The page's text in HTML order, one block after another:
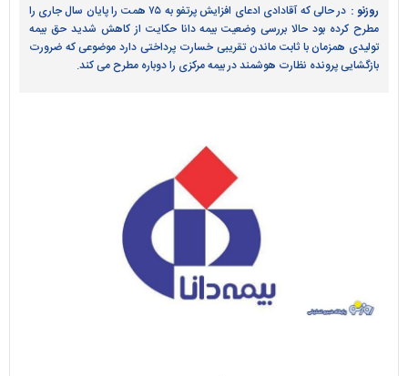
روزنو :
در حالی که آقادادی ادعای افزایش پرتفو به ۷۵ همت را پایان سال جاری را
مطرح کرده بود حالا بررسی وضعیت بیمه دانا حکایت از کاهش شدید حق بیمه
تولیدی همزمان با ثابت ماندن تقریبی خسارت پرداختی دارد موضوعی که ضرورت
بازگشایی پرونده نظارت هوشمند در بیمه مرکزی را دوباره مطرح می کند.